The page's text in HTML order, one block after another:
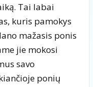
Tai labai
kuris pamokys
mažasis ponis
jie mokosi
savo
ponių